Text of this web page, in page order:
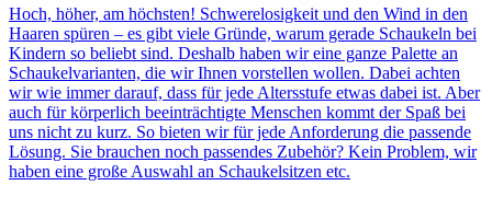
Hoch, höher, am höchsten! Schwerelosigkeit und den Wind in den
Haaren spüren – es gibt viele Gründe, warum gerade Schaukeln bei
Kindern so beliebt sind. Deshalb haben wir eine ganze Palette an
Schaukelvarianten, die wir Ihnen vorstellen wollen. Dabei achten
wir wie immer darauf, dass für jede Altersstufe etwas dabei ist. Aber
auch für körperlich beeinträchtigte Menschen kommt der Spaß bei
uns nicht zu kurz. So bieten wir für jede Anforderung die passende
Lösung. Sie brauchen noch passendes Zubehör? Kein Problem, wir
haben eine große Auswahl an Schaukelsitzen etc.